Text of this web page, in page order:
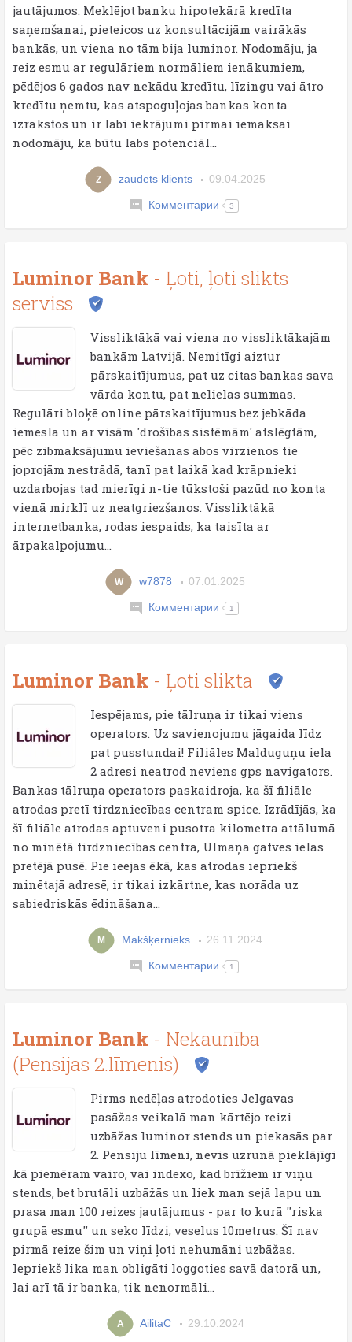
jautājumos. Meklējot banku hipotekārā kredīta
saņemšanai, pieteicos uz konsultācijām vairākās
bankās, un viena no tām bija luminor. Nodomāju, ja
reiz esmu ar regulāriem normāliem ienākumiem,
pēdējos 6 gados nav nekādu kredītu, līzingu vai ātro
kredītu ņemtu, kas atspoguļojas bankas konta
izrakstos un ir labi iekrājumi pirmai iemaksai
nodomāju, ka būtu labs potenciāl...
Z zaudets klients 09.04.2025
Комментарии 3
Luminor Bank - Ļoti, ļoti slikts
serviss
Vissliktākā vai viena no vissliktākajām
bankām Latvijā. Nemitīgi aiztur
pārskaitījumus, pat uz citas bankas sava
vārda kontu, pat nelielas summas.
Regulāri bloķē online pārskaitījumus bez jebkāda
iemesla un ar visām 'drošības sistēmām' atslēgtām,
pēc zibmaksājumu ieviešanas abos virzienos tie
joprojām nestrādā, tanī pat laikā kad krāpnieki
uzdarbojas tad mierīgi n-tie tūkstoši pazūd no konta
vienā mirklī uz neatgriezšanos. Vissliktākā
internetbanka, rodas iespaids, ka taisīta ar
ārpakalpojumu...
W w7878 07.01.2025
Комментарии 1
Luminor Bank - Ļoti slikta
Iespējams, pie tālruņa ir tikai viens
operators. Uz savienojumu jāgaida līdz
pat pusstundai! Filiāles Malduguņu iela
2 adresi neatrod neviens gps navigators.
Bankas tālruņa operators paskaidroja, ka šī filiāle
atrodas pretī tirdzniecības centram spice. Izrādījās, ka
šī filiāle atrodas aptuveni pusotra kilometra attālumā
no minētā tirdzniecības centra, Ulmaņa gatves ielas
pretējā pusē. Pie ieejas ēkā, kas atrodas iepriekš
minētajā adresē, ir tikai izkārtne, kas norāda uz
sabiedriskās ēdināšana...
M Makšķernieks 26.11.2024
Комментарии 1
Luminor Bank - Nekaunība
(Pensijas 2.līmenis)
Pirms nedēļas atrodoties Jelgavas
pasāžas veikalā man kārtējo reizi
uzbāžas luminor stends un piekasās par
2. Pensiju līmeni, nevis uzrunā pieklājīgi
kā piemēram vairo, vai indexo, kad brīžiem ir viņu
stends, bet brutāli uzbāžās un liek man sejā lapu un
prasa man 100 reizes jautājumus - par to kurā ''riska
grupā esmu'' un seko līdzi, veselus 10metrus. Šī nav
pirmā reize šim un viņi ļoti nehumāni uzbāžas.
Iepriekš lika man obligāti loggoties savā datorā un,
lai arī tā ir banka, tik nenormāli...
A AilitaC 29.10.2024